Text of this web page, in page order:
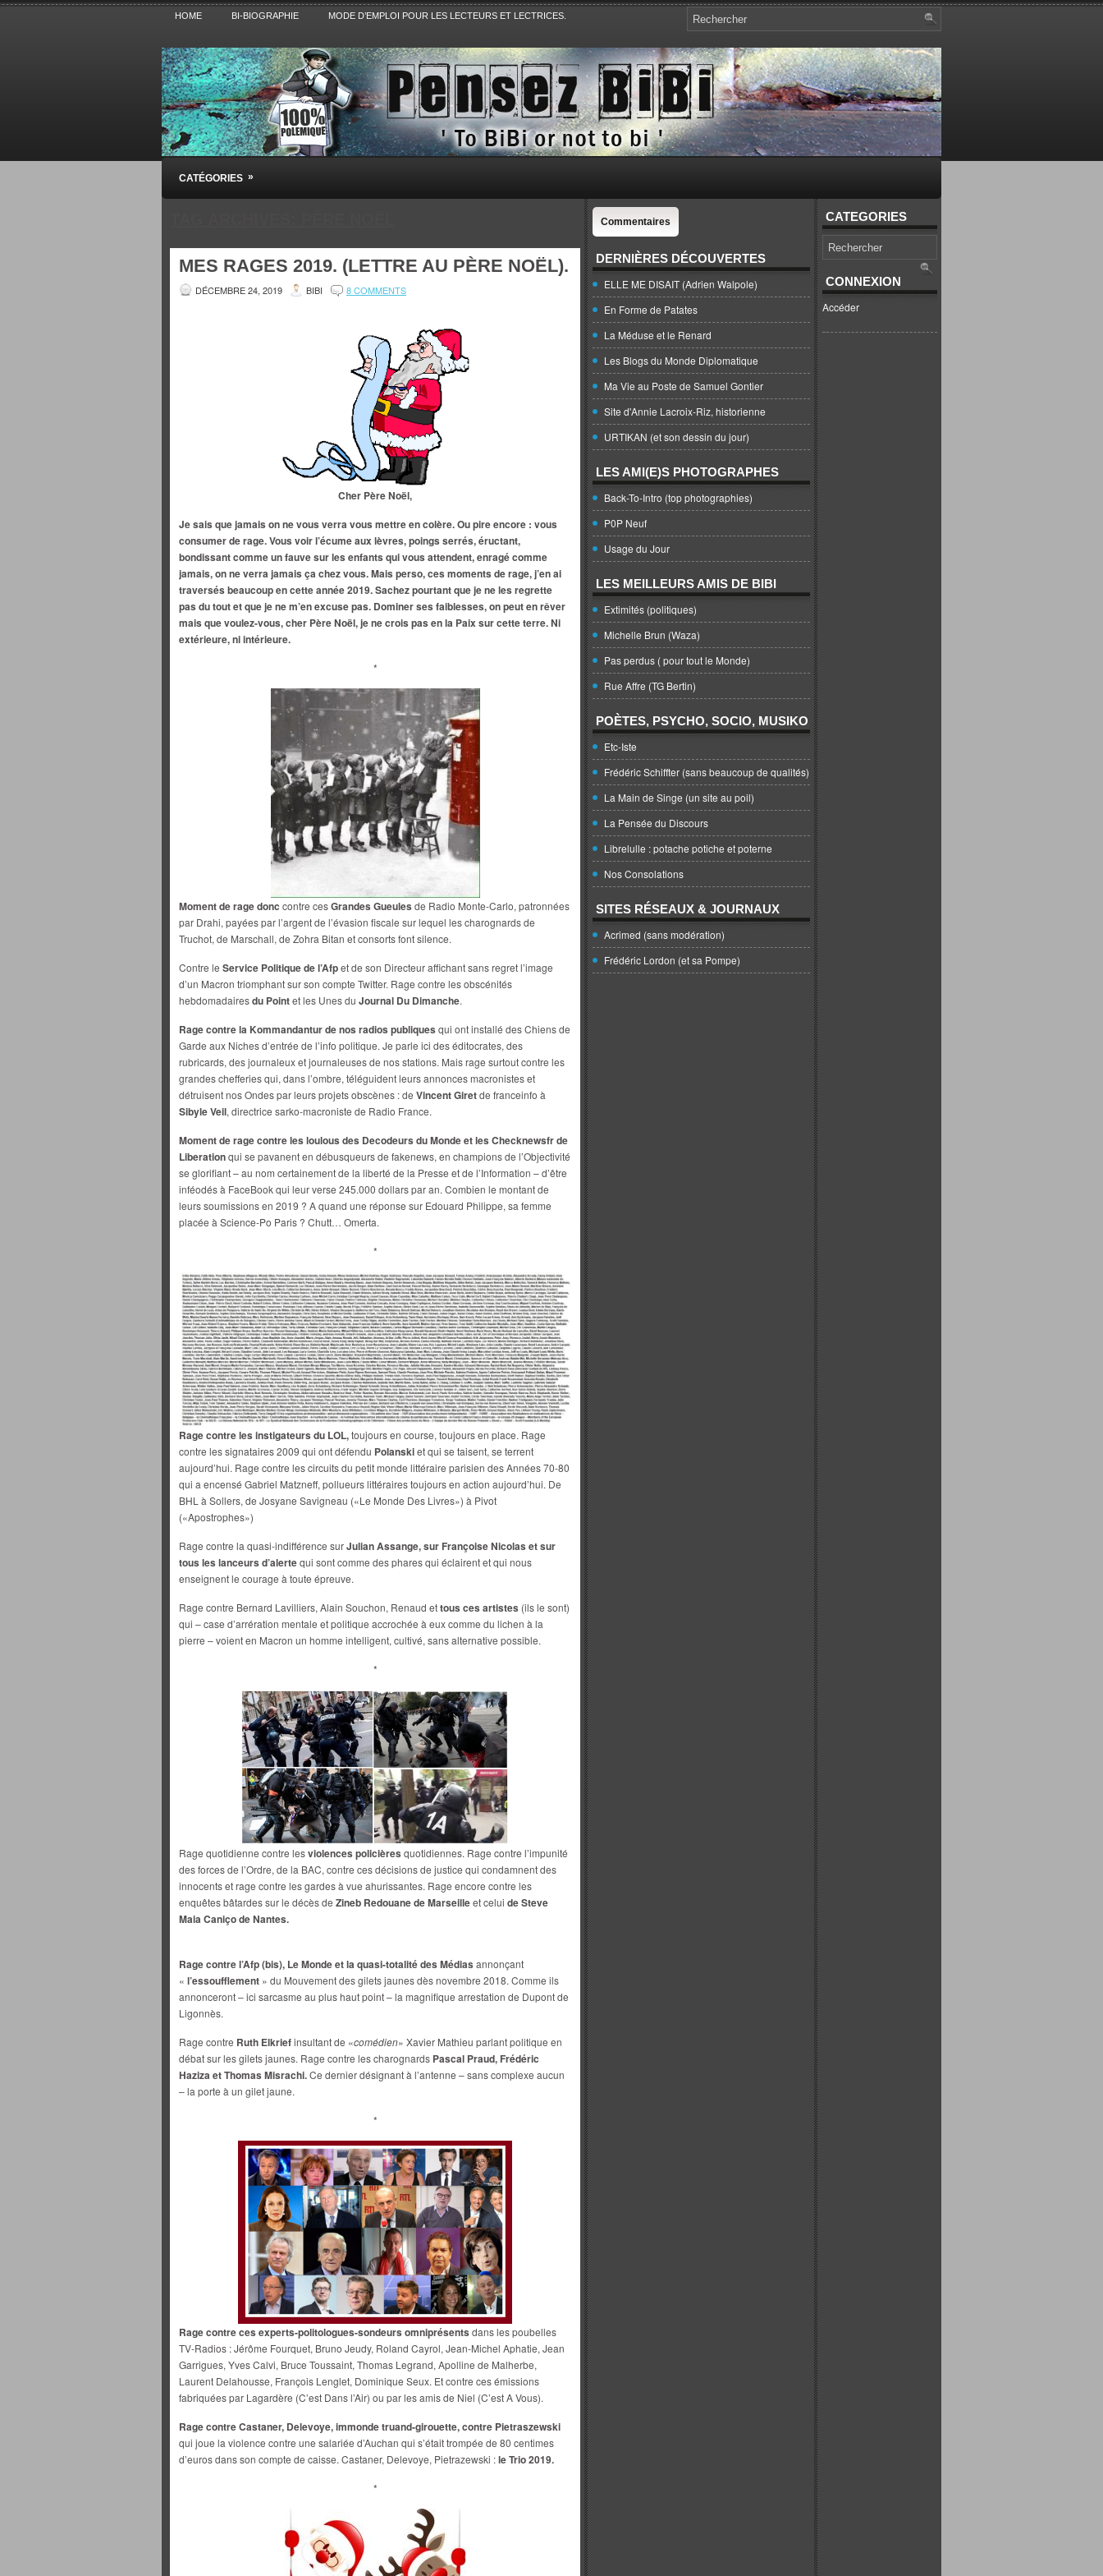
HOME BI-BIOGRAPHIE MODE D’EMPLOI POUR LES LECTEURS ET LECTRICES.
Pensez BiBi
Blog polémique sur l'Actualité, la Culture, la Politique, le Sport,. Avec Revue de presse et de blogs.
CATÉGORIES »
MES RAGES 2019. (LETTRE AU PÈRE NOËL).
DÉCEMBRE 24, 2019 BIBI 8 COMMENTS
Cher Père Noël,
Je sais que jamais on ne vous verra vous mettre en colère. Ou pire encore : vous
consumer de rage. Vous voir l’écume aux lèvres, poings serrés, éructant,
bondissant comme un fauve sur les enfants qui vous attendent, enragé comme
jamais, on ne verra jamais ça chez vous. Mais perso, ces moments de rage, j’en ai
traversés beaucoup en cette année 2019. Sachez pourtant que je ne les regrette
pas du tout et que je ne m’en excuse pas. Dominer ses faiblesses, on peut en rêver
mais que voulez-vous, cher Père Noël, je ne crois pas en la Paix sur cette terre. Ni
extérieure, ni intérieure.
*
Moment de rage donc contre cesGrandes Gueules de Radio Monte-Carlo, patronnées
par Drahi, payées par l’argent de l’évasion fiscale sur lequel les charognards de
Truchot, de Marschall, de Zohra Bitan et consorts font silence.
Contre le Service Politique de l’Afpet de son Directeur affichant sans regret l’image
d’un Macron triomphant sur son compte Twitter. Rage contre les obscénités
hebdomadairesdu Pointet les Unes du Journal Du Dimanche.
Rage contre la Kommandantur de nos radios publiques qui ont installé des Chiens de
Garde aux Niches d’entrée de l’info politique. Je parle ici des éditocrates, des
rubricards, des journaleux et journaleuses de nos stations. Mais rage surtout contre les
grandes chefferies qui, dans l’ombre, téléguident leurs annonces macronistes et
détruisent nos Ondes par leurs projets obscènes : de Vincent Giretde franceinfo à
Sibyle Veil, directrice sarko-macroniste de Radio France.
Moment de rage contre les loulous des Decodeurs du Monde et les Checknewsfr de
Liberationqui se pavanent en débusqueurs de fakenews, en champions de l’Objectivité
se glorifiant – au nom certainement de la liberté de la Presse et de l’Information – d’être
inféodés à FaceBook qui leur verse 245.000 dollars par an. Combien le montant de
leurs soumissions en 2019 ? A quand une réponse sur Edouard Philippe, sa femme
placée à Science-Po Paris ? Chutt… Omerta.
*
Rage contre les instigateurs du LOL,toujours en course, toujours en place. Rage
contre les signataires 2009 qui ont défendu Polanskiet qui se taisent, se terrent
aujourd’hui. Rage contre les circuits du petit monde littéraire parisien des Années 70-80
qui a encensé Gabriel Matzneff, pollueurs littéraires toujours en action aujourd’hui. De
BHL à Sollers, de Josyane Savigneau («Le Monde Des Livres») à Pivot
(«Apostrophes»)
Rage contre la quasi-indifférence surJulian Assange, sur Françoise Nicolas et sur
tous les lanceurs d’alertequi sont comme des phares qui éclairent et qui nous
enseignent le courage à toute épreuve.
Rage contre Bernard Lavilliers, Alain Souchon, Renaud ettous ces artistes (ils le sont)
qui – case d’arrération mentale et politique accrochée à eux comme du lichen à la
pierre – voient en Macron un homme intelligent, cultivé, sans alternative possible.
*
Rage quotidienne contre lesviolences policières quotidiennes. Rage contre l’impunité
des forces de l’Ordre, de la BAC, contre ces décisions de justice qui condamnent des
innocents et rage contre les gardes à vue ahurissantes. Rage encore contre les
enquêtes bâtardes sur le décès de Zineb Redouane de Marseilleet celui de Steve
Maia Caniçode Nantes.
Rage contre l’Afp (bis), Le Monde et la quasi-totalité des Médias annonçant
« l’essoufflement » du Mouvement des gilets jaunes dès novembre 2018. Comme ils
annonceront – ici sarcasme au plus haut point – la magnifique arrestation de Dupont de
Ligonnès.
Rage contre Ruth Elkriefinsultant de «comédien» Xavier Mathieu parlant politique en
débat sur les gilets jaunes. Rage contre les charognards Pascal Praud, Frédéric
Haziza et Thomas Misrachi.Ce dernier désignant à l’antenne – sans complexe aucun
– la porte à un gilet jaune.
*
Rage contre ces experts-politologues-sondeurs omniprésents dans les poubelles
TV-Radios : Jérôme Fourquet, Bruno Jeudy, Roland Cayrol, Jean-Michel Aphatie, Jean
Garrigues, Yves Calvi, Bruce Toussaint, Thomas Legrand, Apolline de Malherbe,
Laurent Delahousse, François Lenglet, Dominique Seux. Et contre ces émissions
fabriquées par Lagardère (C’est Dans l’Air) ou par les amis de Niel (C’est A Vous).
Rage contre Castaner, Delevoye, immonde truand-girouette, contre Pietraszewski
qui joue la violence contre une salariée d’Auchan qui s’était trompée de 80 centimes
d’euros dans son compte de caisse. Castaner, Delevoye, Pietrazewski :le Trio 2019.
*
Commentaires
DERNIÈRES DÉCOUVERTES
ELLE ME DISAIT (Adrien Walpole)
En Forme de Patates
La Méduse et le Renard
Les Blogs du Monde Diplomatique
Ma Vie au Poste de Samuel Gontier
Site d'Annie Lacroix-Riz, historienne
URTIKAN (et son dessin du jour)
LES AMI(E)S PHOTOGRAPHES
Back-To-Intro (top photographies)
P0P Neuf
Usage du Jour
LES MEILLEURS AMIS DE BIBI
Extimités (politiques)
Michelle Brun (Waza)
Pas perdus ( pour tout le Monde)
Rue Affre (TG Bertin)
POÈTES, PSYCHO, SOCIO, MUSIKO
Etc-Iste
Frédéric Schiffter (sans beaucoup de qualités)
La Main de Singe (un site au poil)
La Pensée du Discours
Librelulle : potache potiche et poterne
Nos Consolations
SITES RÉSEAUX & JOURNAUX
Acrimed (sans modération)
Frédéric Lordon (et sa Pompe)
CATEGORIES
CONNEXION
Accéder